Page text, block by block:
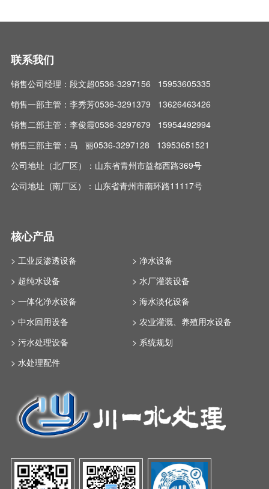
联系我们
销售公司经理：段文超0536-3297156 15953605335
销售一部主管：李秀芳0536-3291379 13626463426
销售二部主管：李俊霞0536-3297679 15954492994
销售三部主管：马 丽0536-3297128 13953651521
公司地址（北厂区）：山东省青州市益都西路369号
公司地址 (南厂区）：山东省青州市南环路11117号
核心产品
> 工业反渗透设备
> 净水设备
> 超纯水设备
> 水厂灌装设备
> 一体化净水设备
> 海水淡化设备
> 中水回用设备
> 农业灌溉、养殖用水设备
> 污水处理设备
> 系统规划
> 水处理配件